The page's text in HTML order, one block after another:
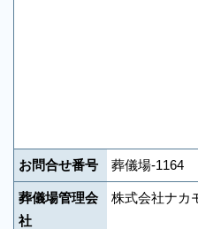
お問合せ番号 葬儀場-1164
葬儀場管理会
社
株式会社ナカ